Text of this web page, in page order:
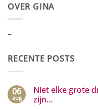
OVER GINA
–
RECENTE POSTS
06
aug
Niet elke grote
zijn…